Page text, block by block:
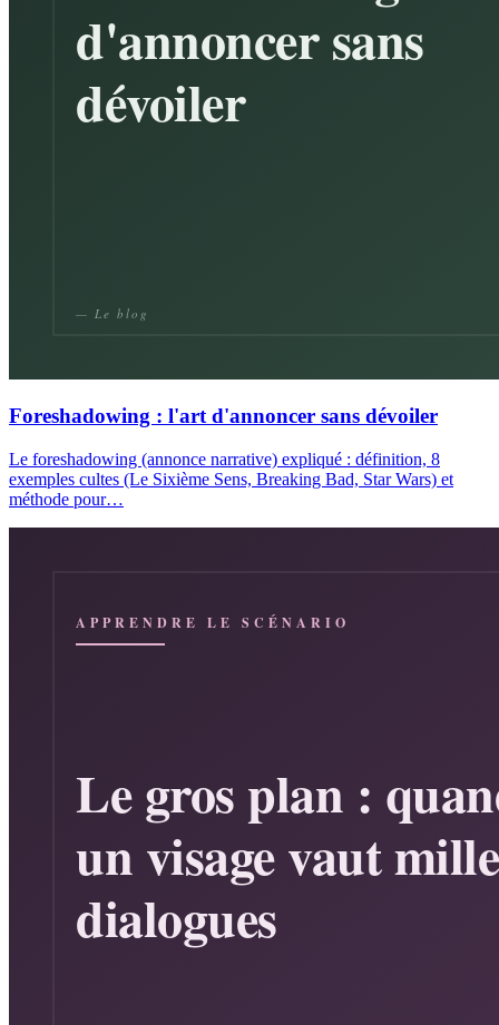
Foreshadowing : l'art d'annoncer sans dévoiler
Le foreshadowing (annonce narrative) expliqué : définition, 8
exemples cultes (Le Sixième Sens, Breaking Bad, Star Wars) et
méthode pour…